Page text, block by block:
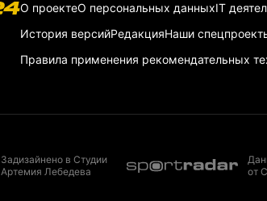
О проектеО персональных данныхIT
История версийРедакцияНаши
Правила применения рекомендательных
Задизайнено в Студии
Артемия Лебедева
от